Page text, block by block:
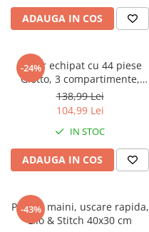
Sandale fete
ADAUGA IN COS
-24%
Penar echipat cu 44 piese
Giotto, 3 compartimente,
Hello Kitty
138,99 Lei
104,99 Lei
IN STOC
ADAUGA IN COS
-43%
Prosop maini, uscare rapida,
Lilo & Stitch 40x30 cm